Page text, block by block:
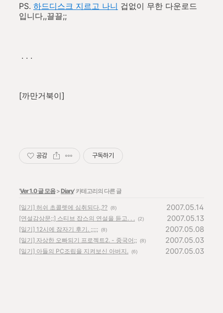
PS. 하드디스크 지르고 나니 겁없이 무한 다운로드
입니다,,끌끌;;
. . .
[까만거북이]
공감 구독하기
'Ver 1.0 글 모음>Diary' 카테고리의 다른 글
[일기] 허쉬 초콜렛에 심취되다,,?? (8) 2007.05.14
[연설감상문;;] 스티브 잡스의 연설을 듣고. . . (2) 2007.05.13
[일기] 12시에 잠자기 후기. ;;;;; (8) 2007.05.08
[일기] 자상한 오빠되기 프로젝트2. - 중국어;; (8) 2007.05.03
[일기] 아들의 PC조립을 지켜보신 아버지. (6) 2007.05.03